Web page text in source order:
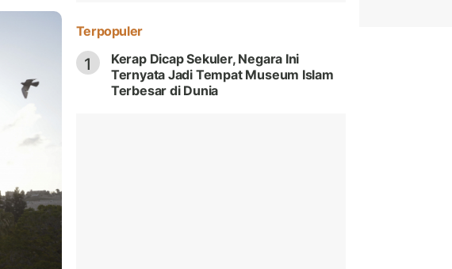
Terpopuler
1
Kerap Dicap Sekuler, Negara Ini
Ternyata Jadi Tempat Museum Islam
Terbesar di Dunia